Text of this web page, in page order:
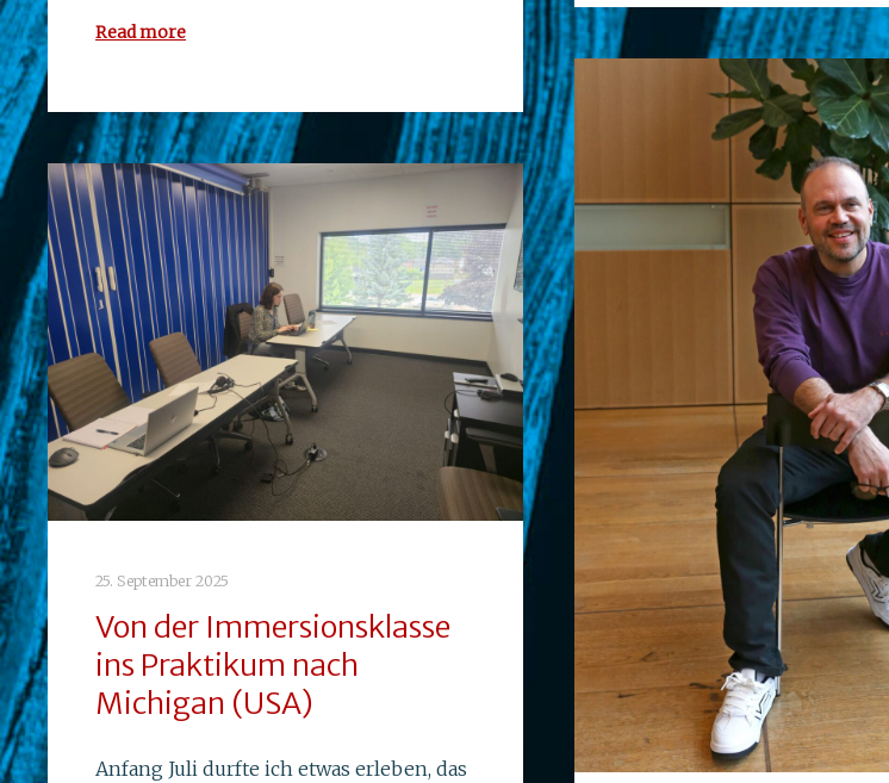
Read more
25. September 2025
Von der Immersionsklasse
ins Praktikum nach
Michigan (USA)
Anfang Juli durfte ich etwas erleben, das